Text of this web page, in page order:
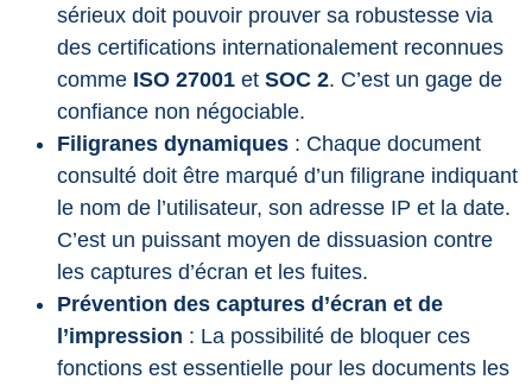
sérieux doit pouvoir prouver sa robustesse via
des certifications internationalement reconnues
comme ISO 27001 et SOC 2. C’est un gage de
confiance non négociable.
Filigranes dynamiques : Chaque document
consulté doit être marqué d’un filigrane indiquant
le nom de l’utilisateur, son adresse IP et la date.
C’est un puissant moyen de dissuasion contre
les captures d’écran et les fuites.
Prévention des captures d’écran et de
l’impression : La possibilité de bloquer ces
fonctions est essentielle pour les documents les